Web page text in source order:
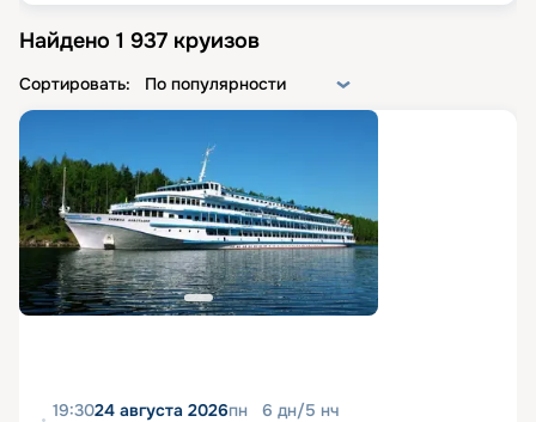
Найдено 1 937 круизов
Сортировать: По популярности
19:3024 августа 2026пн 6 дн/5 нч